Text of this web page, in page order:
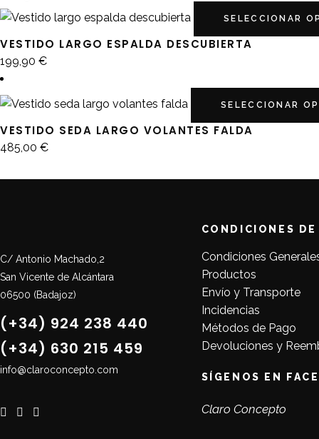
SELECCIONAR
VESTIDO LARGO ESPALDA DESCUBIERTA
199,90 €
SELECCIONAR
VESTIDO SEDA LARGO VOLANTES FALDA
485,00 €
C/ Antonio Machado,2
San Vicente de Alcántara
06500 (Badajoz)
(+34) 924 238 440
(+34) 630 215 459
info@claroconcepto.com
CONDICIONES DE
Condiciones
Productos
Envío y Transporte
Incidencias
Métodos de Pago
Devoluciones y
SÍGENOS EN
Claro Concepto